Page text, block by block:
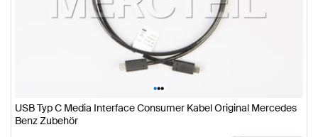
•••
USB Typ C Media Interface Consumer Kabel Original Mercedes
Benz Zubehör